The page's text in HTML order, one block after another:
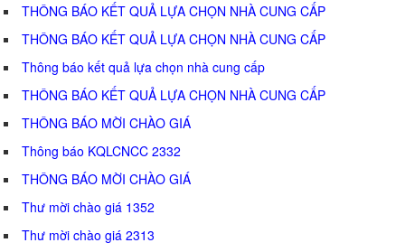
THÔNG BÁO KẾT QUẢ LỰA CHỌN NHÀ CUNG CẤP
THÔNG BÁO KẾT QUẢ LỰA CHỌN NHÀ CUNG CẤP
Thông báo kết quả lựa chọn nhà cung cấp
THÔNG BÁO KẾT QUẢ LỰA CHỌN NHÀ CUNG CẤP
THÔNG BÁO MỜI CHÀO GIÁ
Thông báo KQLCNCC 2332
THÔNG BÁO MỜI CHÀO GIÁ
Thư mời chào giá 1352
Thư mời chào giá 2313